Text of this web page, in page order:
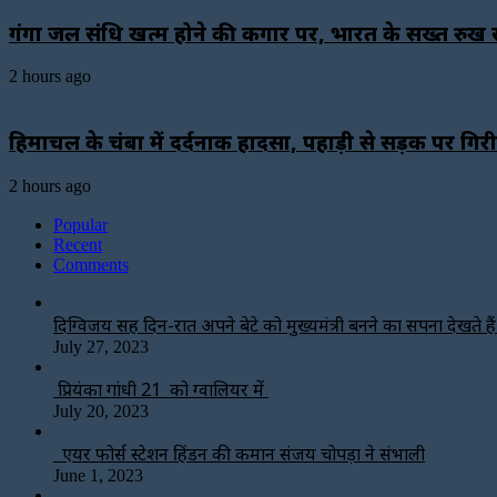
गंगा जल संधि खत्म होने की कगार पर, भारत के सख्त रुख
2 hours ago
हिमाचल के चंबा में दर्दनाक हादसा, पहाड़ी से सड़क पर
2 hours ago
Popular
Recent
Comments
दिग्विजय सिंह दिन-रात अपने बेटे को मुख्यमंत्री बनने का सपना देखते हैं-
July 27, 2023
प्रियंका गांधी 21 को ग्वालियर में
July 20, 2023
एयर फोर्स स्टेशन हिंडन की कमान संजय चोपड़ा ने संभाली
June 1, 2023